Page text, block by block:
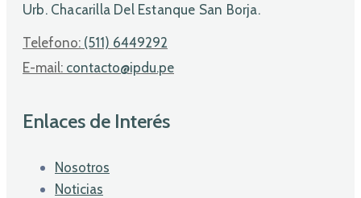
Urb. Chacarilla Del Estanque San Borja.
Telefono: (511) 6449292
E-mail: contacto@ipdu.pe
Enlaces de Interés
Nosotros
Noticias